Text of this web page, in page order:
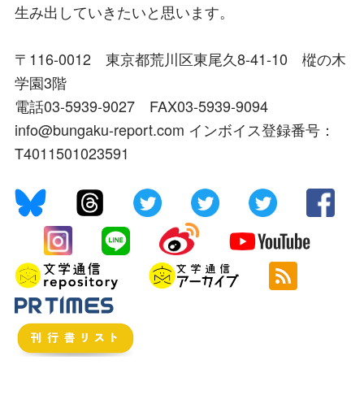
生み出していきたいと思います。
〒116-0012 東京都荒川区東尾久8-41-10 樅の木
学園3階
電話03-5939-9027 FAX03-5939-9094
info@bungaku-report.com インボイス登録番号：
T4011501023591